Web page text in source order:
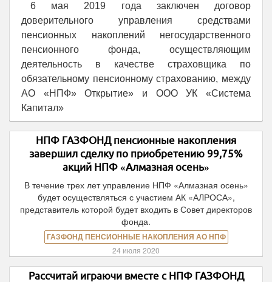
6 мая 2019 года заключен договор
доверительного управления средствами
пенсионных накоплений негосударственного
пенсионного фонда, осуществляющим
деятельность в качестве страховщика по
обязательному пенсионному страхованию, между
АО «НПФ» Открытие» и ООО УК «Система
Капитал»
НПФ ГАЗФОНД пенсионные накопления
завершил сделку по приобретению 99,75%
акций НПФ «Алмазная осень»
В течение трех лет управление НПФ «Алмазная осень»
будет осуществляться с участием АК «АЛРОСА»,
представитель которой будет входить в Совет директоров
фонда.
ГАЗФОНД ПЕНСИОННЫЕ НАКОПЛЕНИЯ АО НПФ
24 июля 2020
Рассчитай играючи вместе с НПФ ГАЗФОНД